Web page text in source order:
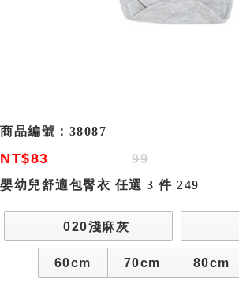
商品編號： 38087
NT$83
99
嬰幼兒舒適包臀衣 任選 3 件 249
020淺麻灰
60cm 70cm 80cm